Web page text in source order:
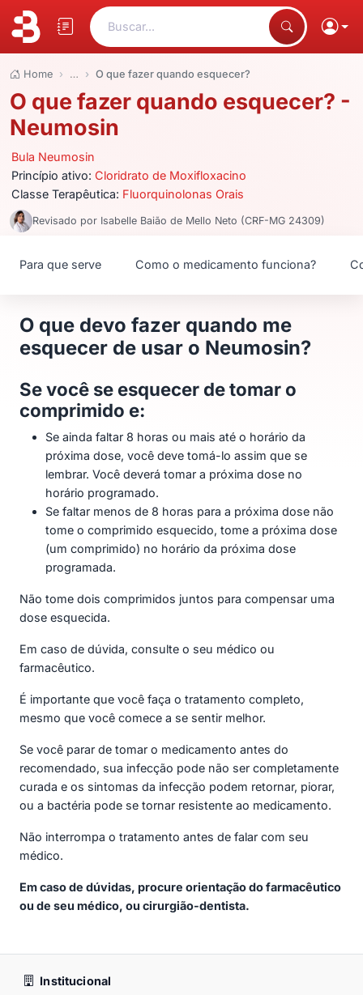
Buscar...
Home … O que fazer quando esquecer?
O que fazer quando esquecer? -
Neumosin
Bula Neumosin
Princípio ativo: Cloridrato de Moxifloxacino
Classe Terapêutica: Fluorquinolonas Orais
Revisado por Isabelle Baião de Mello Neto (CRF-MG 24309)
Para que serve Como o medicamento funciona?
O que devo fazer quando me
esquecer de usar o Neumosin?
Se você se esquecer de tomar o
comprimido e:
Se ainda faltar 8 horas ou mais até o horário da
próxima dose, você deve tomá-lo assim que se
lembrar. Você deverá tomar a próxima dose no
horário programado.
Se faltar menos de 8 horas para a próxima dose não
tome o comprimido esquecido, tome a próxima dose
(um comprimido) no horário da próxima dose
programada.
Não tome dois comprimidos juntos para compensar uma
dose esquecida.
Em caso de dúvida, consulte o seu médico ou
farmacêutico.
É importante que você faça o tratamento completo,
mesmo que você comece a se sentir melhor.
Se você parar de tomar o medicamento antes do
recomendado, sua infecção pode não ser completamente
curada e os sintomas da infecção podem retornar, piorar,
ou a bactéria pode se tornar resistente ao medicamento.
Não interrompa o tratamento antes de falar com seu
médico.
Em caso de dúvidas, procure orientação do farmacêutico
ou de seu médico, ou cirurgião-dentista.
Institucional